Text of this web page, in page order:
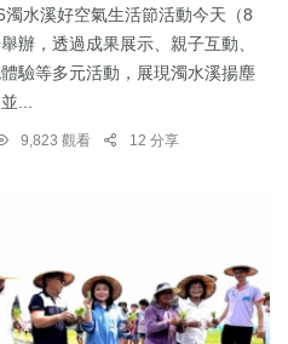
濁水溪好空氣生活節活動今天（8
辦，透過成果展示、親子互動、
驗等多元活動，展現濁水溪揚塵
...
9,823 觀看 12 分享